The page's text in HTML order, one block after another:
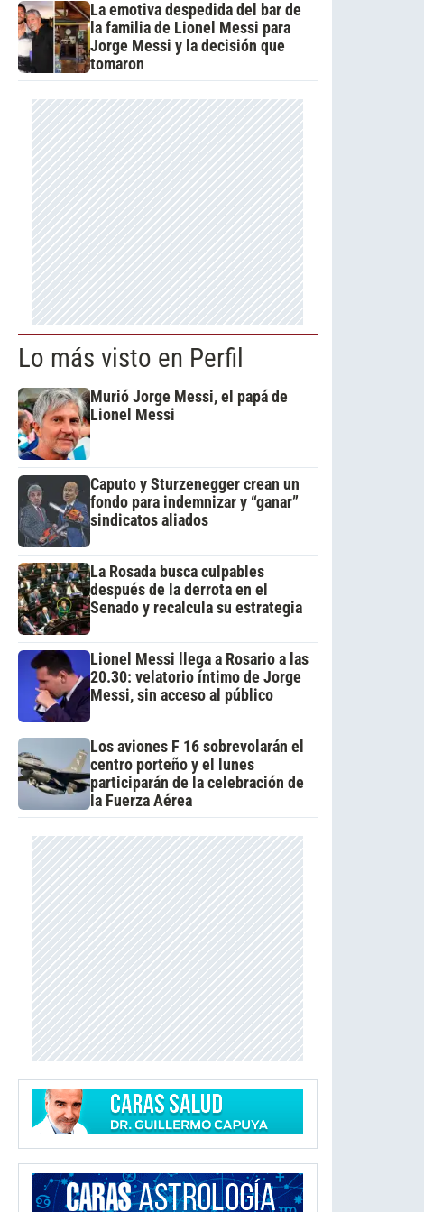
La emotiva despedida del bar de
la familia de Lionel Messi para
Jorge Messi y la decisión que
tomaron
Lo más visto en Perfil
Murió Jorge Messi, el papá de
Lionel Messi
Caputo y Sturzenegger crean un
fondo para indemnizar y “ganar”
sindicatos aliados
La Rosada busca culpables
después de la derrota en el
Senado y recalcula su estrategia
Lionel Messi llega a Rosario a las
20.30: velatorio íntimo de Jorge
Messi, sin acceso al público
Los aviones F 16 sobrevolarán el
centro porteño y el lunes
participarán de la celebración de
la Fuerza Aérea